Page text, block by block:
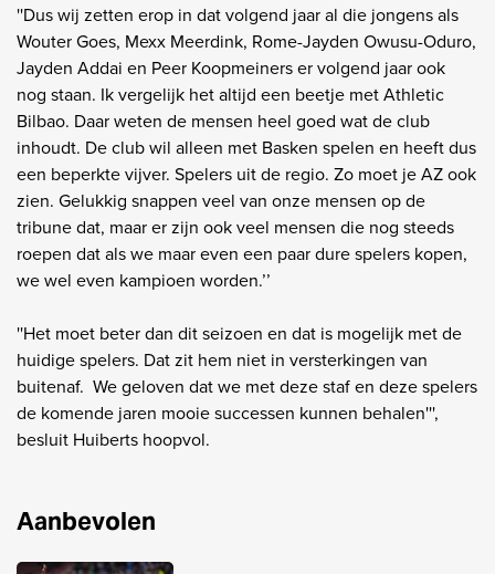
''Dus wij zetten erop in dat volgend jaar al die jongens als
Wouter Goes, Mexx Meerdink, Rome-Jayden Owusu-Oduro,
Jayden Addai en Peer Koopmeiners er volgend jaar ook
nog staan. Ik vergelijk het altijd een beetje met Athletic
Bilbao. Daar weten de mensen heel goed wat de club
inhoudt. De club wil alleen met Basken spelen en heeft dus
een beperkte vijver. Spelers uit de regio. Zo moet je AZ ook
zien. Gelukkig snappen veel van onze mensen op de
tribune dat, maar er zijn ook veel mensen die nog steeds
roepen dat als we maar even een paar dure spelers kopen,
we wel even kampioen worden.’’
''Het moet beter dan dit seizoen en dat is mogelijk met de
huidige spelers. Dat zit hem niet in versterkingen van
buitenaf. We geloven dat we met deze staf en deze spelers
de komende jaren mooie successen kunnen behalen''',
besluit Huiberts hoopvol.
Aanbevolen